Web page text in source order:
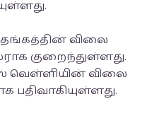
விலை
குறைந்துள்ளது.
வெள்ளியின் விலை
பதிவாகியுள்ளது.